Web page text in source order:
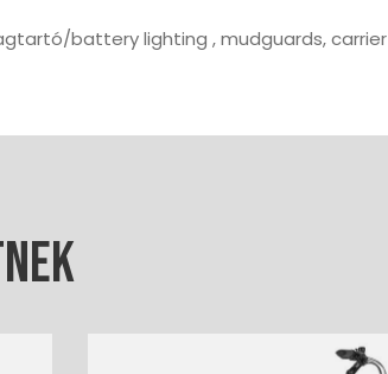
battery lighting , mudguards, carrier